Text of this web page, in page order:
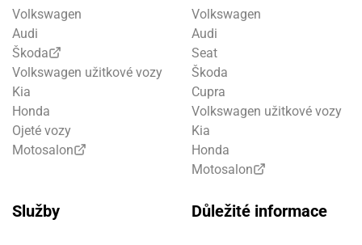
Volkswagen
Audi
Škoda
Volkswagen užitkové vozy
Kia
Honda
Ojeté vozy
Motosalon
Volkswagen
Audi
Seat
Škoda
Cupra
Volkswagen užitkové vozy
Kia
Honda
Motosalon
Služby Důležité informace